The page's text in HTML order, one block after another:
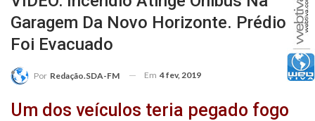
Garagem Da Novo Horizonte. Prédio
Foi Evacuado
Por Redação.SDA-FM Em 4 fev, 2019
Um dos veículos teria pegado fogo